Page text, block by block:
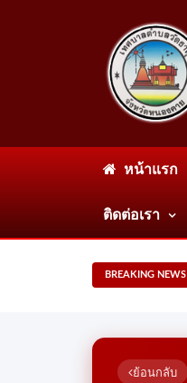
หน้าแรก
ติดต่อเรา
BREAKING NEWS
ย้อนกลับ